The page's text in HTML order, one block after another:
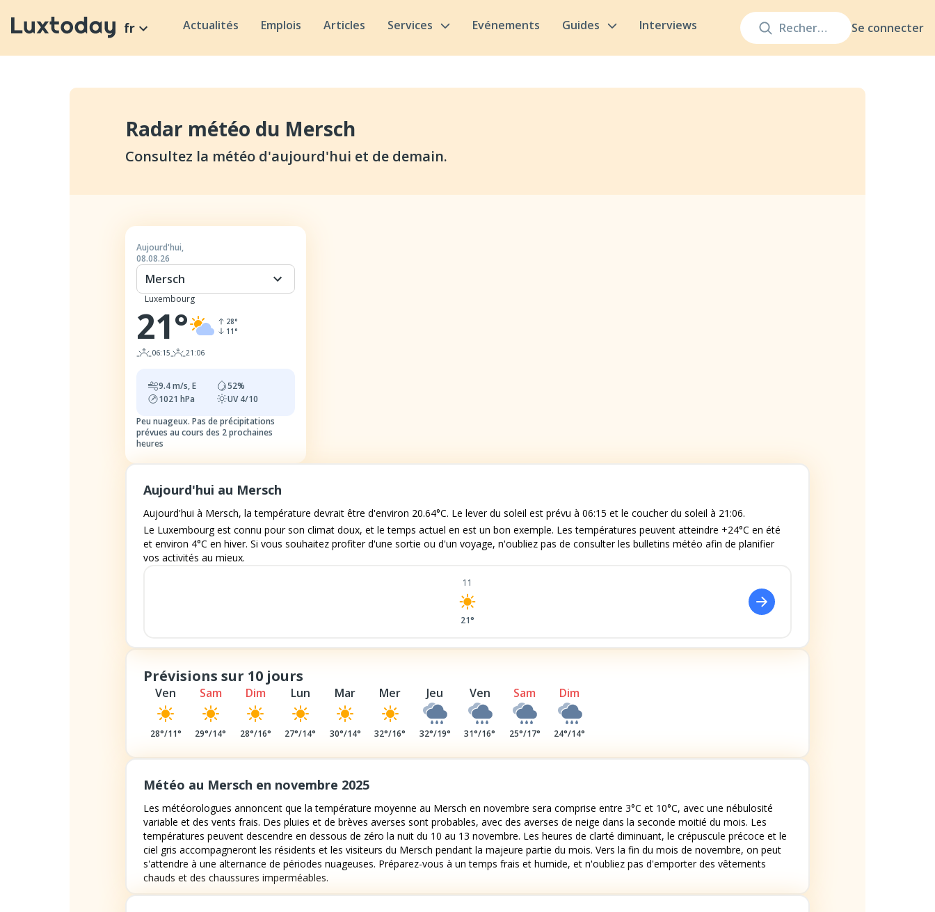
Se connecter
fr Actualités Emplois Articles Services Evénements Guides Interviews
Radar météo du Mersch
Consultez la météo d'aujourd'hui et de demain.
Aujourd'hui,
08.08.26
Mersch
Luxembourg
21° 28°
11 °
06:15 21:06
9.4m/s,E 52%
1021 hPa UV 4/10
Peu nuageux. Pas de précipitations
prévues au cours des 2 prochaines
heures
Aujourd'hui au Mersch
Aujourd'hui à Mersch, la température devrait être d'environ 20.64°C. Le lever du soleil est prévu à 06:15 et le coucher du soleil à 21:06.
Le Luxembourg est connu pour son climat doux, et le temps actuel en est un bon exemple. Les températures peuvent atteindre +24°C en été
et environ 4°C en hiver. Si vous souhaitez profiter d'une sortie ou d'un voyage, n'oubliez pas de consulter les bulletins météo afin de planifier
vos activités au mieux.
11
21°
Prévisions sur 10 jours
Ven
28°/11°
Sam
29°/14°
Dim
28°/16°
Lun
27°/14°
Mar
30°/14°
Mer
32°/16°
Jeu
32°/19°
Ven
31°/16°
Sam
25°/17°
Dim
24°/14°
Météo au Mersch en novembre 2025
Les météorologues annoncent que la température moyenne au Mersch en novembre sera comprise entre 3°C et 10°C, avec une nébulosité
variable et des vents frais. Des pluies et de brèves averses sont probables, avec des averses de neige dans la seconde moitié du mois. Les
températures peuvent descendre en dessous de zéro la nuit du 10 au 13 novembre. Les heures de clarté diminuant, le crépuscule précoce et le
ciel gris accompagneront les résidents et les visiteurs du Mersch pendant la majeure partie du mois. Vers la fin du mois de novembre, on peut
s'attendre à une alternance de périodes nuageuses. Préparez-vous à un temps frais et humide, et n'oubliez pas d'emporter des vêtements
chauds et des chaussures imperméables.